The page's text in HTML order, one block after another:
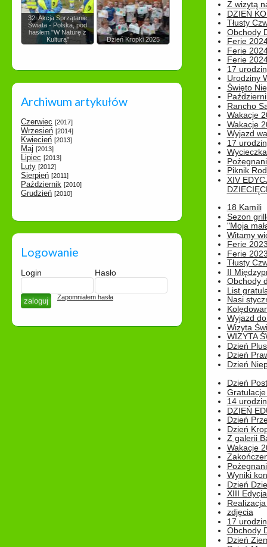
32. Akcja Sprzątanie
Świata - Polska, pod
hasłem "W Naturę z
Kulturą"
Dzień Kropki 2025
Archiwum artykułów
Czerwiec [2017]
Wrzesień [2014]
Kwiecień [2013]
Maj [2013]
Lipiec [2013]
Luty [2012]
Sierpień [2011]
Październik [2010]
Grudzień [2010]
Logowanie
Login Hasło
Zapomniałem hasła
Z wizytą
DZIEŃ
Tłusty
Obchody
Ferie
Ferie
Ferie
17
Urodziny
Święto
Rancho
Wakacje
Wakacje
Wyjazd
17
Piknik
XIV
18 Kamili
Sezon
"Moja
Witamy
Ferie
Ferie
Tłusty
II
Obchody
List
Nasi
Wyjazd
Wizyta
WIZYTA
Dzień
Dzień
Dzień
Dzień
14
DZIEŃ
Dzień
Dzień
Z galerii
Wakacje
Wyniki
Dzień
XIII
zdjęcia
17
Obchody
Dzień